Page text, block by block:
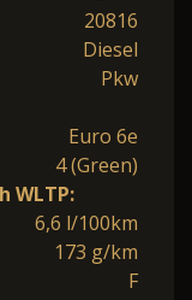
20816
Diesel
Pkw
Euro 6e
4 (Green)
WLTP:
6,6 l/100km
173 g/km
F